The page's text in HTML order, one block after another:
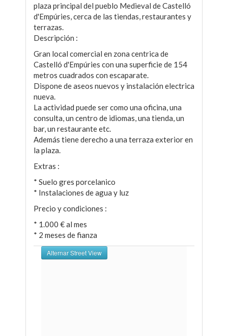
plaza principal del pueblo Medieval de Castelló
d'Empúries, cerca de las tiendas, restaurantes y
terrazas.
Descripción :
Gran local comercial en zona centrica de
Castelló d'Empúries con una superficie de 154
metros cuadrados con escaparate.
Dispone de aseos nuevos y instalación electrica
nueva.
La actividad puede ser como una oficina, una
consulta, un centro de idiomas, una tienda, un
bar, un restaurante etc.
Además tiene derecho a una terraza exterior en
la plaza.
Extras :
* Suelo gres porcelanico
* Instalaciones de agua y luz
Precio y condiciones :
* 1.000 € al mes
* 2 meses de fianza